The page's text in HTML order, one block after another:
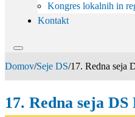
Kongres lokalnih in
Kontakt
Domov/Seje DS/17. Redna seja
17. Redna seja DS